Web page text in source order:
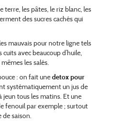
terre, les pâtes, le riz blanc, les
des sucres cachés qui
mauvais pour notre ligne tels
avec beaucoup d’huile,
les salés.
: on fait unedetox pour
systématiquement un jus de
jeun tous les matins. Et une
fenouil par exemple ; surtout
de saison.